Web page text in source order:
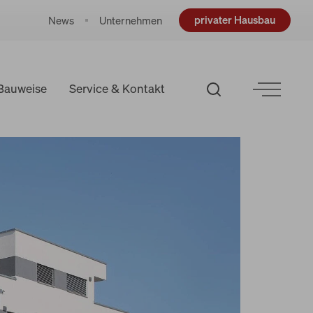
News Unternehmen privater Hausbau
Service & Kontakt
Generationenwohnen
Verwaltungsgebäude und